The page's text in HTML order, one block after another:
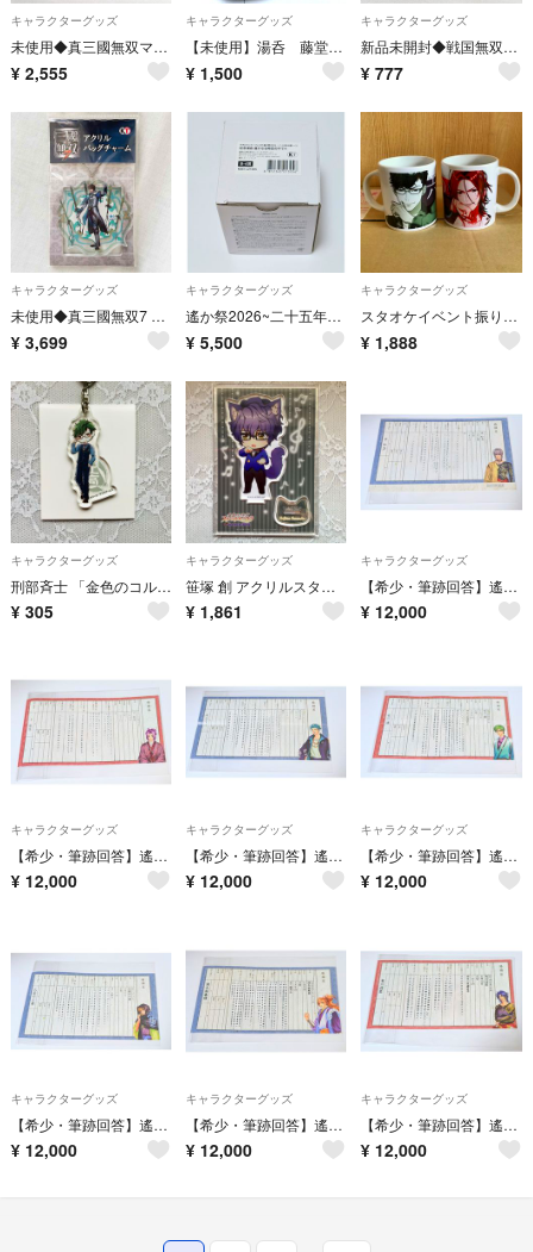
キャラクターグッズ
未使用◆真三國無双マグネット付きトレイ缶ハロウィンVer.菓子無しコーエーテクモ
¥ 2,555
キャラクターグッズ
【未使用】湯呑 藤堂高虎 戦国無双
¥ 1,500
キャラクターグッズ
新品未開封◆戦国無双4 Empires つままれミニキーチェーン織田信長非売品
¥ 777
キャラクターグッズ
未使用◆真三國無双7 アクリルバッグチャーム 鍾会アクキーキーホルダー
¥ 3,699
キャラクターグッズ
遙か祭2026~二十五年の宴〜くじ Ｂ賞記念湯呑 遙かなる時空の中で4
¥ 5,500
キャラクターグッズ
スタオケイベント振り返り！くじ ～常陽工業／ラザルス学院～ D賞
¥ 1,888
キャラクターグッズ
刑部斉士 「金色のコルダ スターライトオーケストラ アクリルキーホルダー」
¥ 305
キャラクターグッズ
笹塚 創 アクリルスタンド「金色のコルダ スターライトオーケストラ」
¥ 1,861
キャラクターグッズ
【希少・筆跡回答】遙かなる時空の中で3 Ultimate 婚姻届 平知盛
¥ 12,000
キャラクターグッズ
【希少・筆跡回答】遙かなる時空の中で3 Ultimate 婚姻届 平敦盛
¥ 12,000
キャラクターグッズ
【希少・筆跡回答】遙かなる時空の中で3 Ultimate 婚姻届 梶原景時
¥ 12,000
キャラクターグッズ
【希少・筆跡回答】遙かなる時空の中で3 Ultimate 婚姻届 有川譲
¥ 12,000
キャラクターグッズ
【希少・筆跡回答】遙かなる時空の中で3 Ultimate 婚姻届 武蔵坊弁慶
¥ 12,000
キャラクターグッズ
【希少・筆跡回答】遙かなる時空の中で3 Ultimate 婚姻届 源九郎義経
¥ 12,000
キャラクターグッズ
【希少・筆跡回答】遙かなる時空の中で3 Ultimate 婚姻届 有川将臣
¥ 12,000